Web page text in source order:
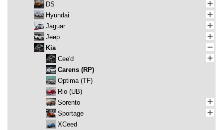
DS
Hyundai
Jaguar
Jeep
Kia
Cee'd
Carens (RP)
Optima (TF)
Rio (UB)
Sorento
Sportage
XCeed